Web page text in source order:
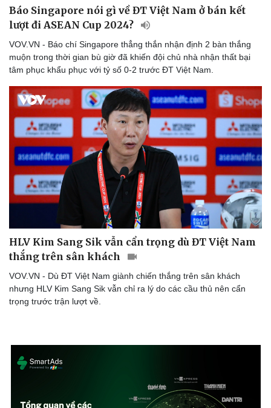
Báo Singapore nói gì về ĐT Việt Nam ở bán kết
lượt đi ASEAN Cup 2024?
VOV.VN - Báo chí Singapore thẳng thắn nhận định 2 bàn thắng
muộn trong thời gian bù giờ đã khiến đội chủ nhà nhận thất bại
tâm phục khẩu phục với tỷ số 0-2 trước ĐT Việt Nam.
HLV Kim Sang Sik vẫn cẩn trọng dù ĐT Việt Nam
thắng trên sân khách
VOV.VN - Dù ĐT Việt Nam giành chiến thắng trên sân khách
nhưng HLV Kim Sang Sik vẫn chỉ ra lý do các cầu thủ nên cẩn
trọng trước trận lượt về.